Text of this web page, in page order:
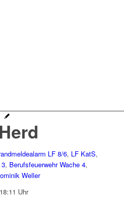
LF 8/6, LF KatS,
, Berufsfeuerwehr Wache 4,
Weller
Uhr